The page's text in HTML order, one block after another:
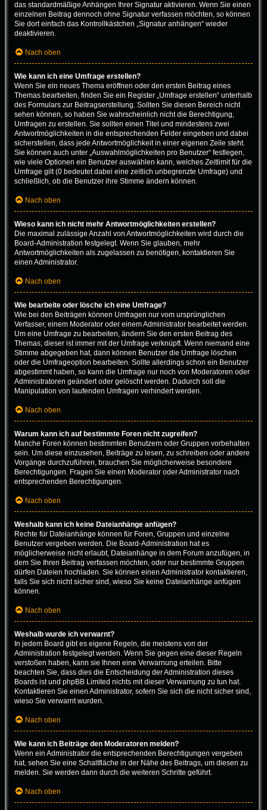
das standardmäßige Anhängen Ihrer Signatur aktivieren. Wenn Sie einen
einzelnen Beitrag dennoch ohne Signatur verfassen möchten, so können
Sie dort einfach das Kontrollkästchen „Signatur anhängen“ wieder
deaktivieren.
Nach oben
Wie kann ich eine Umfrage erstellen?
Wenn Sie ein neues Thema eröffnen oder den ersten Beitrag eines
Themas bearbeiten, finden Sie ein Register „Umfrage erstellen“ unterhalb
des Formulars zur Beitragserstellung. Sollten Sie diesen Bereich nicht
sehen können, so haben Sie wahrscheinlich nicht die Berechtigung,
Umfragen zu erstellen. Sie sollten einen Titel und mindestens zwei
Antwortmöglichkeiten in die entsprechenden Felder eingeben und dabei
sicherstellen, dass jede Antwortmöglichkeit in einer eigenen Zeile steht.
Sie können auch unter „Auswahlmöglichkeiten pro Benutzer“ festlegen,
wie viele Optionen ein Benutzer auswählen kann, welches Zeitlimit für die
Umfrage gilt (0 bedeutet dabei eine zeitlich unbegrenzte Umfrage) und
schließlich, ob die Benutzer ihre Stimme ändern können.
Nach oben
Wieso kann ich nicht mehr Antwortmöglichkeiten erstellen?
Die maximal zulässige Anzahl von Antwortmöglichkeiten wird durch die
Board-Administration festgelegt. Wenn Sie glauben, mehr
Antwortmöglichkeiten als zugelassen zu benötigen, kontaktieren Sie
einen Administrator.
Nach oben
Wie bearbeite oder lösche ich eine Umfrage?
Wie bei den Beiträgen können Umfragen nur vom ursprünglichen
Verfasser, einem Moderator oder einem Administrator bearbeitet werden.
Um eine Umfrage zu bearbeiten, ändern Sie den ersten Beitrag des
Themas; dieser ist immer mit der Umfrage verknüpft. Wenn niemand eine
Stimme abgegeben hat, dann können Benutzer die Umfrage löschen
oder die Umfrageoption bearbeiten. Sollte allerdings schon ein Benutzer
abgestimmt haben, so kann die Umfrage nur noch von Moderatoren oder
Administratoren geändert oder gelöscht werden. Dadurch soll die
Manipulation von laufenden Umfragen verhindert werden.
Nach oben
Warum kann ich auf bestimmte Foren nicht zugreifen?
Manche Foren können bestimmten Benutzern oder Gruppen vorbehalten
sein. Um diese einzusehen, Beiträge zu lesen, zu schreiben oder andere
Vorgänge durchzuführen, brauchen Sie möglicherweise besondere
Berechtigungen. Fragen Sie einen Moderator oder Administrator nach
entsprechenden Berechtigungen.
Nach oben
Weshalb kann ich keine Dateianhänge anfügen?
Rechte für Dateianhänge können für Foren, Gruppen und einzelne
Benutzer vergeben werden. Die Board-Administration hat es
möglicherweise nicht erlaubt, Dateianhänge in dem Forum anzufügen, in
dem Sie Ihren Beitrag verfassen möchten, oder nur bestimmte Gruppen
dürfen Dateien hochladen. Sie können einen Administrator kontaktieren,
falls Sie sich nicht sicher sind, wieso Sie keine Dateianhänge anfügen
können.
Nach oben
Weshalb wurde ich verwarnt?
In jedem Board gibt es eigene Regeln, die meistens von der
Administration festgelegt werden. Wenn Sie gegen eine dieser Regeln
verstoßen haben, kann sie Ihnen eine Verwarnung erteilen. Bitte
beachten Sie, dass dies die Entscheidung der Administration dieses
Boards ist und phpBB Limited nichts mit dieser Verwarnung zu tun hat.
Kontaktieren Sie einen Administrator, sofern Sie sich die nicht sicher sind,
wieso Sie verwarnt wurden.
Nach oben
Wie kann ich Beiträge den Moderatoren melden?
Wenn ein Administrator die entsprechenden Berechtigungen vergeben
hat, sehen Sie eine Schaltfläche in der Nähe des Beitrags, um diesen zu
melden. Sie werden dann durch die weiteren Schritte geführt.
Nach oben